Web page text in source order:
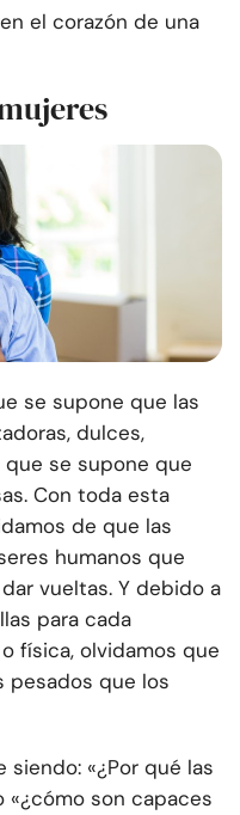
el corazón de una
se supone que las
dulces,
se supone que
Con toda esta
de que las
humanos que
vueltas. Y debido a
para cada
física, olvidamos que
pesados que los
siendo: «¿Por qué las
«¿cómo son capaces